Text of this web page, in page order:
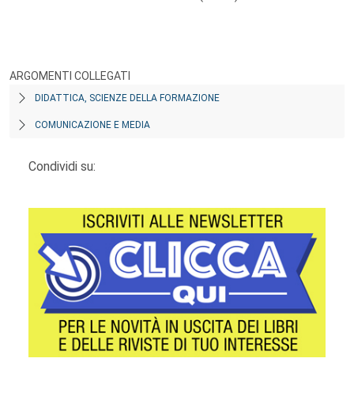
ARGOMENTI COLLEGATI
DIDATTICA, SCIENZE DELLA FORMAZIONE
COMUNICAZIONE E MEDIA
Condividi su: